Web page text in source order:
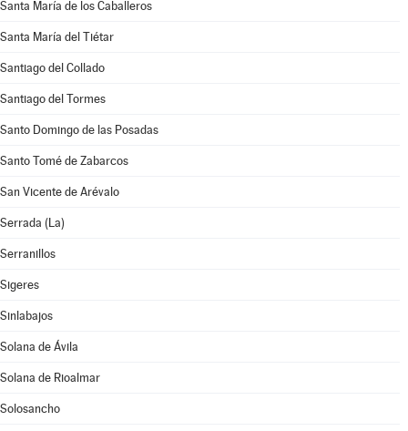
Santa María de los Caballeros
Santa María del Tiétar
Santiago del Collado
Santiago del Tormes
Santo Domingo de las Posadas
Santo Tomé de Zabarcos
San Vicente de Arévalo
Serrada (La)
Serranillos
Sigeres
Sinlabajos
Solana de Ávila
Solana de Rioalmar
Solosancho